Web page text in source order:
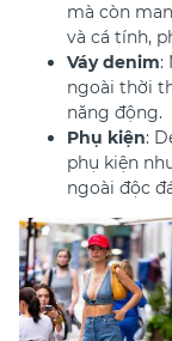
mà còn
và cá tính,
Váy denim:
ngoài thời
năng động.
Phụ kiện:
phụ kiện
ngoài độc